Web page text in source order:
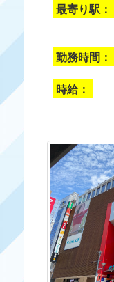
最寄り駅：
勤務時間：
時給：